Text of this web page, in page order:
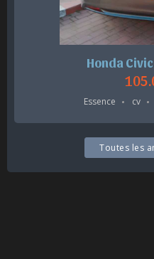
Honda
Essence cv
Toutes les